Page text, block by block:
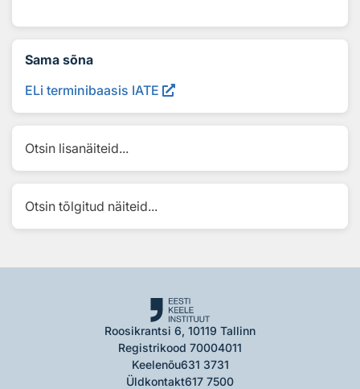
Sama sõna
ELi terminibaasis IATE
Otsin lisanäiteid...
Otsin tõlgitud näiteid...
Roosikrantsi 6, 10119 Tallinn
Registrikood 70004011
Keelenõu631 3731
Üldkontakt617 7500